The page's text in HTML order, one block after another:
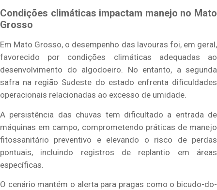
Condições climáticas impactam manejo no Mato
Grosso
Em Mato Grosso, o desempenho das lavouras foi, em geral,
favorecido por condições climáticas adequadas ao
desenvolvimento do algodoeiro. No entanto, a segunda
safra na região Sudeste do estado enfrenta dificuldades
operacionais relacionadas ao excesso de umidade.
A persistência das chuvas tem dificultado a entrada de
máquinas em campo, comprometendo práticas de manejo
fitossanitário preventivo e elevando o risco de perdas
pontuais, incluindo registros de replantio em áreas
específicas.
O cenário mantém o alerta para pragas como o bicudo-do-